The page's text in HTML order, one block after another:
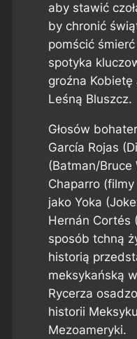
aby stawić
by chronić
pomścić
spotyka
groźna
Leśną Bluszcz.
Głosów
García Rojas
(Batman/Bruce
Chaparro (filmy
jako Yoka
Hernán Cortés
sposób tchną
historią
meksykańską
Rycerza
historii
Mezoameryki.